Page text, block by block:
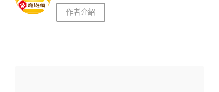
作者介紹